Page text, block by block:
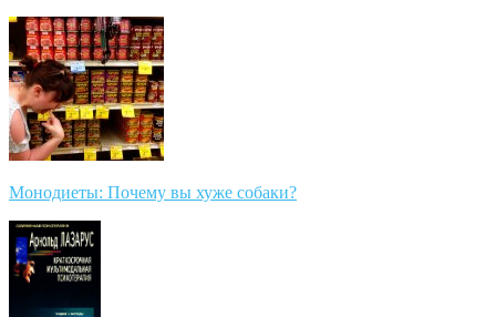
Монодиеты: Почему вы хуже собаки?